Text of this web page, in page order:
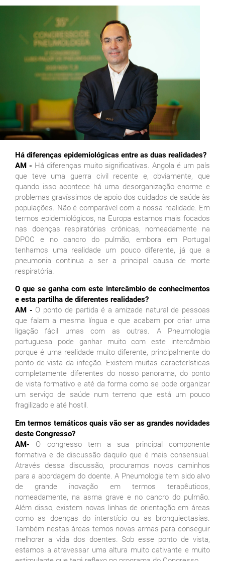
Há diferenças epidemiológicas entre as duas realidades?
AM - Há diferenças muito significativas. Angola é um país
que teve uma guerra civil recente e, obviamente, que
quando isso acontece há uma desorganização enorme e
problemas gravíssimos de apoio dos cuidados de saúde às
populações. Não é comparável com a nossa realidade. Em
termos epidemiológicos, na Europa estamos mais focados
nas doenças respiratórias crónicas, nomeadamente na
DPOC e no cancro do pulmão, embora em Portugal
tenhamos uma realidade um pouco diferente, já que a
pneumonia continua a ser a principal causa de morte
respiratória.
O que se ganha com este intercâmbio de conhecimentos
e esta partilha de diferentes realidades?
AM - O ponto de partida é a amizade natural de pessoas
que falam a mesma língua e que acabam por criar uma
ligação fácil umas com as outras. A Pneumologia
portuguesa pode ganhar muito com este intercâmbio
porque é uma realidade muito diferente, principalmente do
ponto de vista da infeção. Existem muitas características
completamente diferentes do nosso panorama, do ponto
de vista formativo e até da forma como se pode organizar
um serviço de saúde num terreno que está um pouco
fragilizado e até hostil.
Em termos temáticos quais vão ser as grandes novidades
deste Congresso?
AM- O congresso tem a sua principal componente
formativa e de discussão daquilo que é mais consensual.
Através dessa discussão, procuramos novos caminhos
para a abordagem do doente. A Pneumologia tem sido alvo
de grande inovação em termos terapêuticos,
nomeadamente, na asma grave e no cancro do pulmão.
Além disso, existem novas linhas de orientação em áreas
como as doenças do interstício ou as bronquiectasias.
Também nestas áreas temos novas armas para conseguir
melhorar a vida dos doentes. Sob esse ponto de vista,
estamos a atravessar uma altura muito cativante e muito